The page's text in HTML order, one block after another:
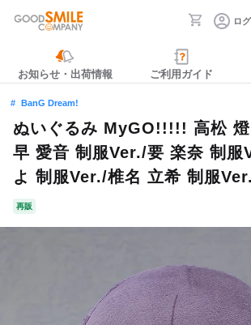
ロ
お知らせ・出荷情報 ご利用ガイド
BanG Dream!
ぬいぐるみ MyGO!!!!! 高松
早 愛音 制服Ver./要 楽奈 制服
よ 制服Ver./椎名 立希 制服Ver.
再販